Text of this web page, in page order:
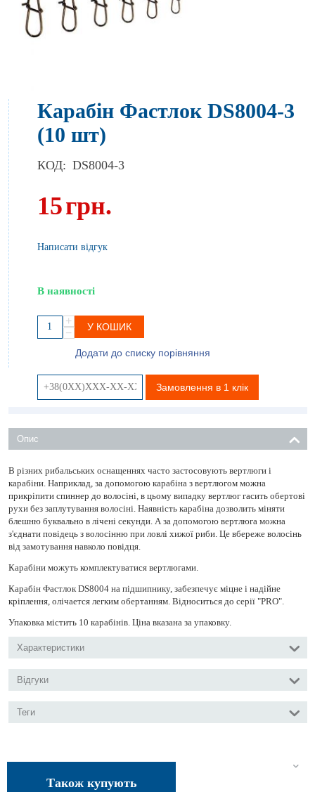
Карабін Фастлок DS8004-3
(10 шт)
КОД: DS8004-3
15грн.
Написати відгук
В наявності
+
−
У КОШИК
Додати до списку порівняння
Замовлення в 1 клік
Опис
В різних рибальських оснащеннях часто застосовують вертлюги і
карабіни. Наприклад, за допомогою карабіна з вертлюгом можна
прикріпити спиннер до волосіні, в цьому випадку вертлюг гасить обертові
рухи без заплутування волосіні. Наявність карабіна дозволить міняти
блешню буквально в лічені секунди. А за допомогою вертлюга можна
з'єднати повідець з волосінню при ловлі хижої риби. Це вбереже волосінь
від замотування навколо повідця.
Карабіни можуть комплектуватися вертлюгами.
Карабін Фастлок DS8004 на підшипнику, забезпечує міцне і надійне
кріплення, олічается легким обертанням. Відноситься до серії "PRO".
Упаковка містить 10 карабінів. Ціна вказана за упаковку.
Характеристики
Відгуки
Теги
Також купують